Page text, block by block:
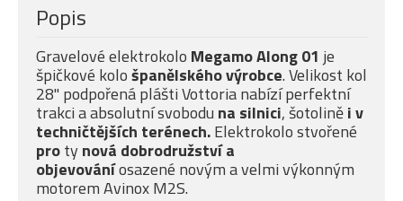
Popis
Gravelové elektrokolo Megamo Along 01 je
špičkové kološpanělského výrobce. Velikost kol
28" podpořená plášti Vottoria nabízí perfektní
trakci a absolutní svobodu na silnici, šotoliněi v
techničtějších terénech.Elektrokolo stvořené
proty nová dobrodružství a
objevováníosazené novým a velmi výkonným
motorem Avinox M2S.